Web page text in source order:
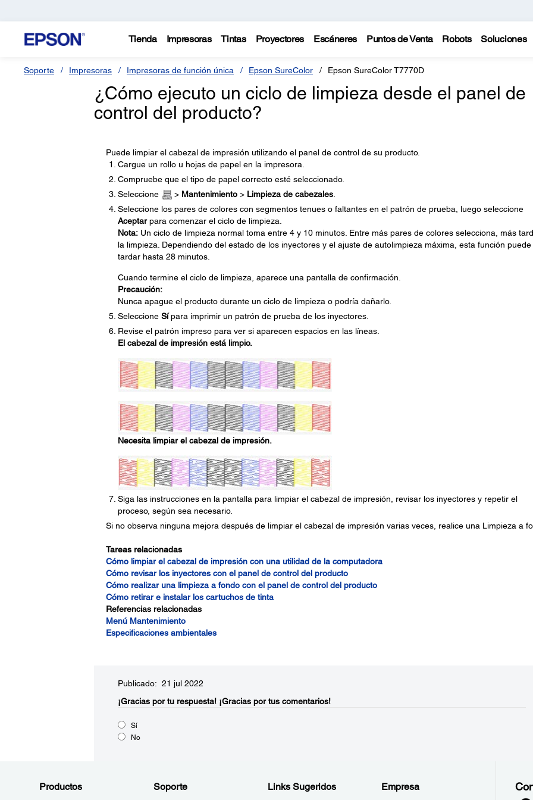
Tienda Impresoras Tintas Proyectores Escáneres Puntos de Venta Robots Soluciones
Soporte Impresoras Impresoras de función única Epson SureColor Epson SureColor T7770D
¿Cómo ejecuto un ciclo de limpieza desde el panel de
control del producto?
Puede limpiar el cabezal de impresión utilizando el panel de control de su producto.
Cargue un rollo u hojas de papel en la impresora.
Compruebe que el tipo de papel correcto esté seleccionado.
Seleccione
> Mantenimiento> Limpieza de cabezales.
Seleccione los pares de colores con segmentos tenues o faltantes en el patrón de prueba, luego seleccione
Aceptarpara comenzar el ciclo de limpieza.
Nota:Un ciclo de limpieza normal toma entre 4 y 10 minutos. Entre más pares de colores selecciona, más
la limpieza. Dependiendo del estado de los inyectores y el ajuste de autolimpieza máxima, esta función puede
tardar hasta 28 minutos.
Cuando termine el ciclo de limpieza, aparece una pantalla de confirmación.
Precaución:
Nunca apague el producto durante un ciclo de limpieza o podría dañarlo.
Seleccione Sípara imprimir un patrón de prueba de los inyectores.
Revise el patrón impreso para ver si aparecen espacios en las líneas.
El cabezal de impresión está limpio.
Necesita limpiar el cabezal de impresión.
Siga las instrucciones en la pantalla para limpiar el cabezal de impresión, revisar los inyectores y repetir el
proceso, según sea necesario.
Si no observa ninguna mejora después de limpiar el cabezal de impresión varias veces, realice una Limpieza a
Tareas relacionadas
Cómo limpiar el cabezal de impresión con una utilidad de la computadora
Cómo revisar los inyectores con el panel de control del producto
Cómo realizar una limpieza a fondo con el panel de control del producto
Cómo retirar e instalar los cartuchos de tinta
Referencias relacionadas
Menú Mantenimiento
Especificaciones ambientales
Publicado: 21 jul 2022
¡Gracias por tu respuesta! ¡Gracias por tus comentarios!
Sí
No
Productos Soporte Links Sugeridos Empresa